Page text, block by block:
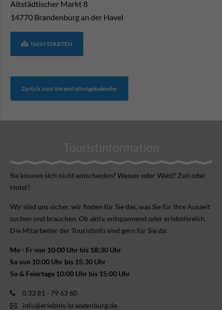
Altstädtischer Markt 8
14770 Brandenburg an der Havel
NAVI STARTEN
Zurück zum Veranstaltungskalender
Touristinformation
Sie können sich nicht ent­scheiden? Wasser oder Wald? Zelt oder
Hotel?
Wir sind uns sicher, wir finden für Sie das, was Sie für Ihre Aus­zeit
suchen und brauchen. Ob aktiv, ent­spannend oder erlebnis­reich.
Die Mitarbeiter der Touristinfo sind gern für Sie da:
Mo - Fr von 10:00 Uhr bis 18:30 Uhr
Sa von 10:00 Uhr bis 15:30 Uhr
So & Feiertage 10:00 Uhr bis 15:00 Uhr
0 33 81 - 79 63 60
info@erlebnis-brandenburg.de